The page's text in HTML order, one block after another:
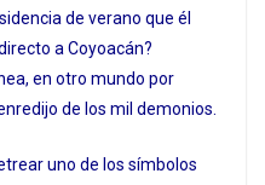
de verano que él
a Coyoacán?
en otro mundo por
de los mil demonios.
uno de los símbolos